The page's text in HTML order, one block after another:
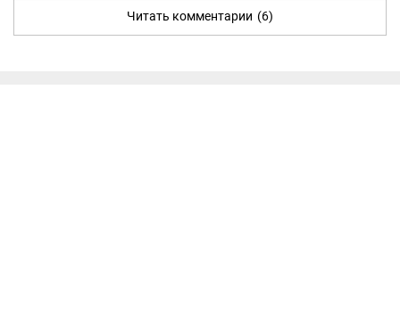
Читать комментарии (6)